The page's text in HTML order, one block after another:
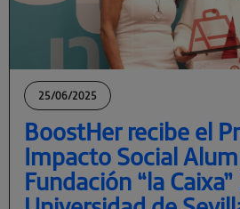
25/06/2025
BoostHer recibe el
Impacto Social
Fundación “la